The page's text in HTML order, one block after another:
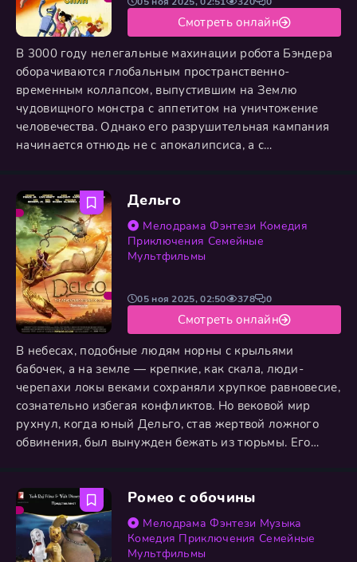
В 3000 году нелегальные махинации робота Бэндера
оборачиваются глобальным пространственно-
временным коллапсом, выпустившим на Землю
чудовищного монстра с аппетитом на уничтожение
человечества. Однако его разрушительная кампания
начинается отнюдь не с апокалипсиса, а с
взятый в заложники. В ужасе человечество массово
бежит с планеты, бросая её на откуп роботам, и только
небольшая команда друзей решает
Смотреть онлайн
Дельго
Мелодрама Фэнтези Комедия
Приключения Семейные
Мультфильмы
В небесах, подобные людям норны с крыльями
бабочек, а на земле — крепкие, как скала, люди-
черепахи локы веками сохраняли хрупкое равновесие,
сознательно избегая конфликтов. Но вековой мир
рухнул, когда юный Дельго, став жертвой ложного
обвинения, был вынужден бежать из тюрьмы. Его
полномасштабную войну. Осознав, что судьба мира
висит на волоске, Дельго отбрасывает свои обиды. Из
преследуемого беглеца он
05 ноя 2025, 02:50 378 0
Смотреть онлайн
Ромео с обочины
Мелодрама Фэнтези Музыка
Комедия Приключения Семейные
Мультфильмы